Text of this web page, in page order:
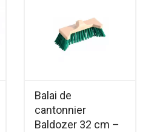
Balai de
cantonnier
Baldozer 32 cm –